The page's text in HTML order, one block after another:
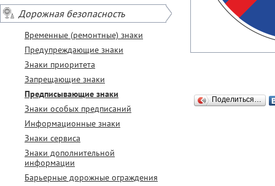
Дорожная безопасность
Временные (ремонтные) знаки
Предупреждающие знаки
Знаки приоритета
Запрещающие знаки
Предписывающие знаки
Знаки особых предписаний
Информационные знаки
Знаки сервиса
Знаки дополнительной
информации
Барьерные дорожные ограждения
Поделиться…